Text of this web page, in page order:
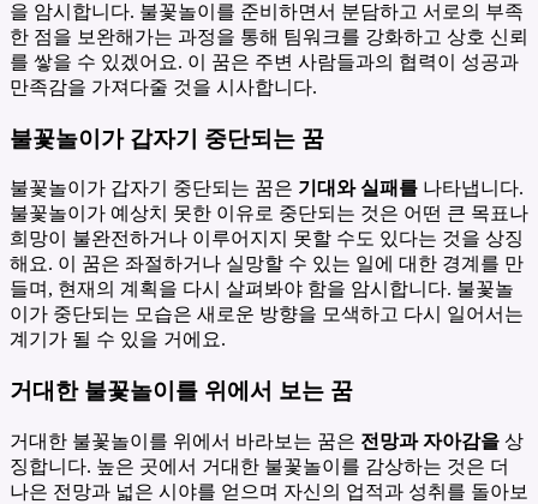
을 암시합니다. 불꽃놀이를 준비하면서 분담하고 서로의 부족
한 점을 보완해가는 과정을 통해 팀워크를 강화하고 상호 신뢰
를 쌓을 수 있겠어요. 이 꿈은 주변 사람들과의 협력이 성공과
만족감을 가져다줄 것을 시사합니다.
불꽃놀이가 갑자기 중단되는 꿈
불꽃놀이가 갑자기 중단되는 꿈은 기대와 실패를 나타냅니다.
불꽃놀이가 예상치 못한 이유로 중단되는 것은 어떤 큰 목표나
희망이 불완전하거나 이루어지지 못할 수도 있다는 것을 상징
해요. 이 꿈은 좌절하거나 실망할 수 있는 일에 대한 경계를 만
들며, 현재의 계획을 다시 살펴봐야 함을 암시합니다. 불꽃놀
이가 중단되는 모습은 새로운 방향을 모색하고 다시 일어서는
계기가 될 수 있을 거에요.
거대한 불꽃놀이를 위에서 보는 꿈
거대한 불꽃놀이를 위에서 바라보는 꿈은 전망과 자아감을 상
징합니다. 높은 곳에서 거대한 불꽃놀이를 감상하는 것은 더
나은 전망과 넓은 시야를 얻으며 자신의 업적과 성취를 돌아보